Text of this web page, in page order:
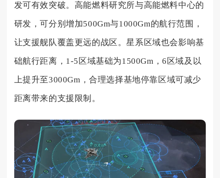
发可有效突破。高能燃料研究所与高能燃料中心的
研发，可分别增加500Gm与1000Gm的航行范围，
让支援舰队覆盖更远的战区。星系区域也会影响基
础航行距离，1-5区域基础为1500Gm，6区域及以
上提升至3000Gm，合理选择基地停靠区域可减少
距离带来的支援限制。